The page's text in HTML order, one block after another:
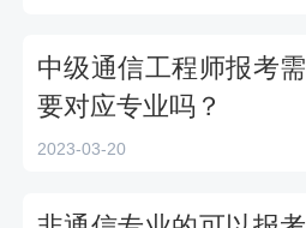
中级通信工程师报考需
要对应专业吗？
2023-03-20